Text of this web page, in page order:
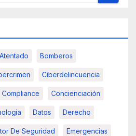
Atentado Bomberos
Ciberdelincuencia
Compliance Concienciación
Datos Derecho
De Seguridad Emergencias